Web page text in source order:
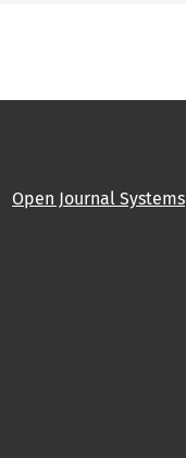
Open Journal Systems